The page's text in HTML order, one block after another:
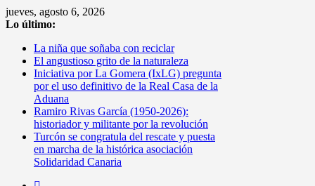
Saltar
al
jueves, agosto 6, 2026
Lo último:
La niña que soñaba con reciclar
El angustioso grito de la naturaleza
Iniciativa por La Gomera (IxLG) pregunta
por el uso definitivo de la Real Casa de la
Aduana
Ramiro Rivas García (1950-2026):
historiador y militante por la revolución
Turcón se congratula del rescate y puesta
en marcha de la histórica asociación
Solidaridad Canaria